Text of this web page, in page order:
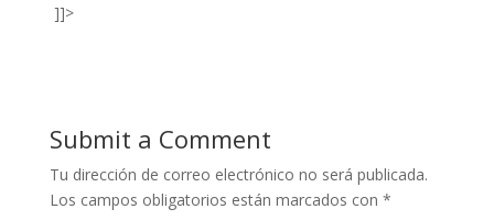
]]>
Submit a Comment
Tu dirección de correo electrónico no será publicada.
Los campos obligatorios están marcados con *